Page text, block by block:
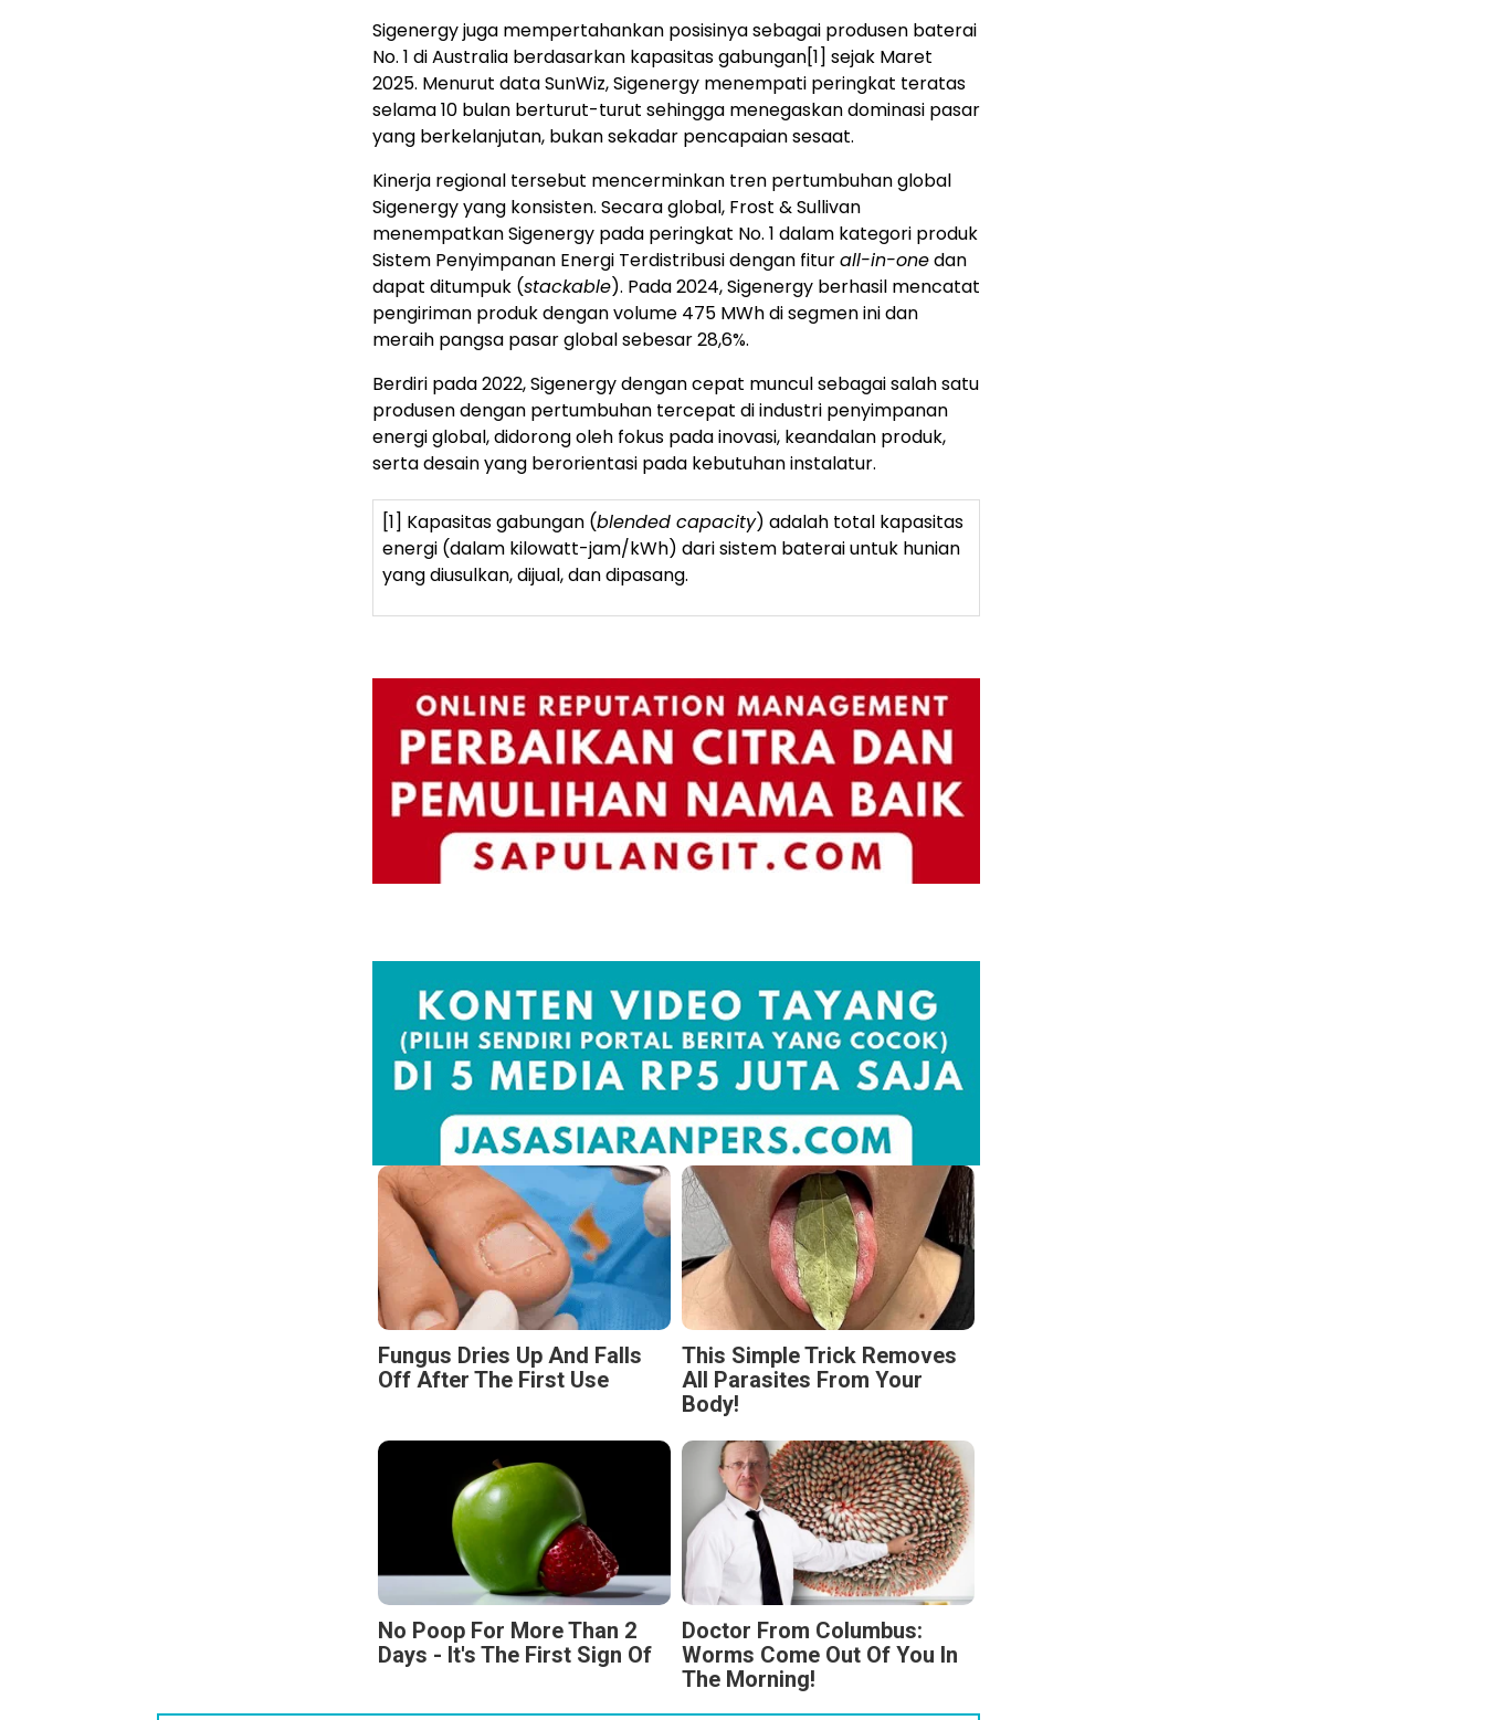
Sigenergy juga mempertahankan posisinya sebagai produsen baterai
No. 1 di Australia berdasarkan kapasitas gabungan[1] sejak Maret
2025. Menurut data SunWiz, Sigenergy menempati peringkat teratas
selama 10 bulan berturut-turut sehingga menegaskan dominasi pasar
yang berkelanjutan, bukan sekadar pencapaian sesaat.
Kinerja regional tersebut mencerminkan tren pertumbuhan global
Sigenergy yang konsisten. Secara global, Frost & Sullivan
menempatkan Sigenergy pada peringkat No. 1 dalam kategori produk
Sistem Penyimpanan Energi Terdistribusi dengan fiturall-in-onedan
dapat ditumpuk (stackable). Pada 2024, Sigenergy berhasil mencatat
pengiriman produk dengan volume 475 MWh di segmen ini dan
meraih pangsa pasar global sebesar 28,6%.
Berdiri pada 2022, Sigenergy dengan cepat muncul sebagai salah satu
produsen dengan pertumbuhan tercepat di industri penyimpanan
energi global, didorong oleh fokus pada inovasi, keandalan produk,
serta desain yang berorientasi pada kebutuhan instalatur.
[1] Kapasitas gabungan (blended capacity) adalah total kapasitas
energi (dalam kilowatt-jam/kWh) dari sistem baterai untuk hunian
yang diusulkan, dijual, dan dipasang.
Fungus Dries Up And Falls
Off After The First Use
This Simple Trick Removes
All Parasites From Your
Body!
No Poop For More Than 2
Days - It's The First Sign Of
Doctor From Columbus:
Worms Come Out Of You In
The Morning!